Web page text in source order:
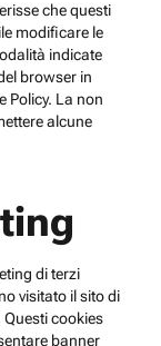
che questi
modificare le
indicate
browser in
Policy. La non
alcune
di terzi
visitato il sito di
cookies
banner